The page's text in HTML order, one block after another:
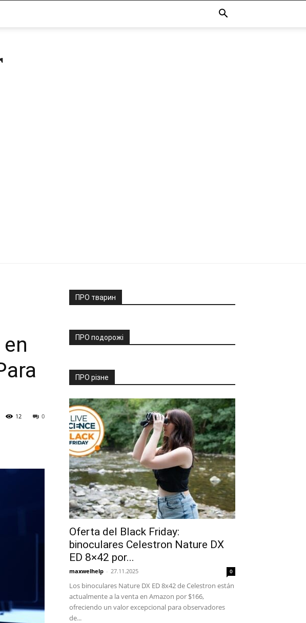
0
12
ПРО тварин
ПРО подорожі
ПРО різне
Oferta del Black Friday:
binoculares Celestron Nature DX
ED 8×42 por...
maxwelhelp - 27.11.2025 0
Los binoculares Nature DX ED 8x42 de Celestron están
actualmente a la venta en Amazon por $166,
ofreciendo un valor excepcional para observadores
de...